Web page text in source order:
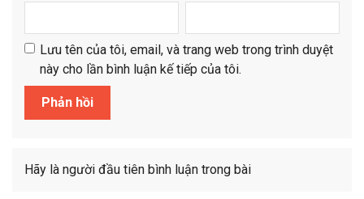
Lưu tên của tôi, email, và trang web trong trình duyệt
này cho lần bình luận kế tiếp của tôi.
Hãy là người đầu tiên bình luận trong bài